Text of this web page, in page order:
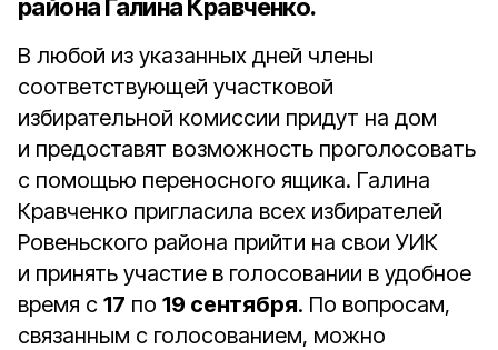
района Галина Кравченко.
В любой из указанных дней члены
соответствующей участковой
избирательной комиссии придут на дом
и предоставят возможность проголосовать
с помощью переносного ящика. Галина
Кравченко пригласила всех избирателей
Ровеньского района прийти на свои УИК
и принять участие в голосовании в удобное
время с 17 по 19 сентября. По вопросам,
связанным с голосованием, можно